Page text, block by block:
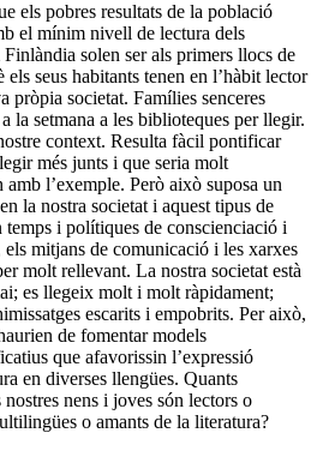
els pobres resultats de la població
el mínim nivell de lectura dels
solen ser als primers llocs de
seus habitants tenen en l’hàbit lector
pròpia societat. Famílies senceres
la setmana a les biblioteques per llegir.
context. Resulta fàcil pontificar
més junts i que seria molt
l’exemple. Però això suposa un
la nostra societat i aquest tipus de
temps i polítiques de conscienciació i
mitjans de comunicació i les xarxes
molt rellevant. La nostra societat està
es llegeix molt i molt ràpidament;
escarits i empobrits. Per això,
de fomentar models
que afavorissin l’expressió
en diverses llengües. Quants
nens i joves són lectors o
o amants de la literatura?